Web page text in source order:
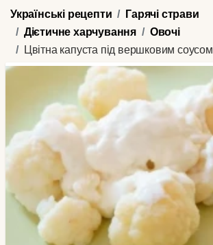
Українські рецепти
Гарячі страви
Дієтичне харчування
Овочі
Цвітна капуста під вершковим соусом